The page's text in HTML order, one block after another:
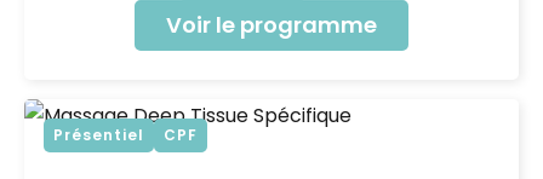
Voir le programme
Présentiel CPF